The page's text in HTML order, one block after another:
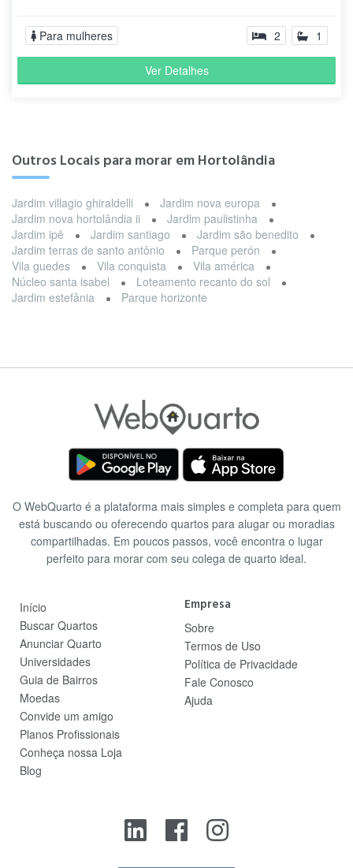
Para mulheres 2 1
Ver Detalhes
Outros Locais para morar em Hortolândia
Jardim villagio ghiraldelli
Jardim nova europa
Jardim nova hortolândia ii
Jardim paulistinha
Jardim ipê
Jardim santiago
Jardim são benedito
Jardim terras de santo antônio
Parque perón
Vila guedes
Vila conquista
Vila américa
Núcleo santa isabel
Loteamento recanto do sol
Jardim estefânia
Parque horizonte
O WebQuarto é a plataforma mais simples e completa para quem
está buscando ou oferecendo quartos para alugar ou moradias
compartilhadas. Em poucos passos, você encontra o lugar
perfeito para morar com seu colega de quarto ideal.
Início
Buscar Quartos
Anunciar Quarto
Universidades
Guia de Bairros
Moedas
Convide um amigo
Planos Profissionais
Conheça nossa Loja
Blog
Empresa
Sobre
Termos de Uso
Política de Privacidade
Fale Conosco
Ajuda